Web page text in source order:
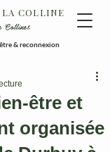
LA COLLINE
Collinet
& reconnexion
être et
organisée